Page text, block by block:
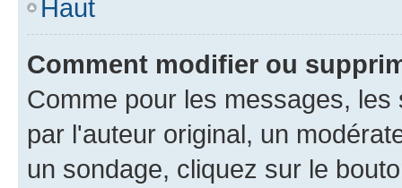
Haut
Comment modifier ou
Comme pour les messages,
par l'auteur original, un
un sondage, cliquez sur le